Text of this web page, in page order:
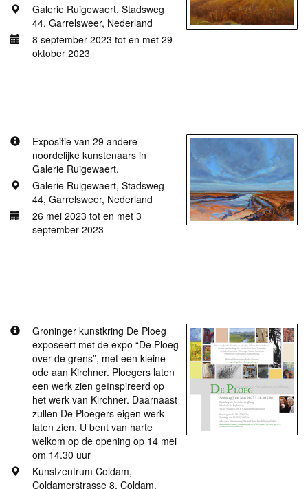
Galerie Ruigewaert, Stadsweg
44, Garrelsweer, Nederland
8 september 2023 tot en met 29
oktober 2023
Expositie van 29 andere
noordelijke kunstenaars in
Galerie Ruigewaert.
Galerie Ruigewaert, Stadsweg
44, Garrelsweer, Nederland
26 mei 2023 tot en met 3
september 2023
Groninger kunstkring De Ploeg
exposeert met de expo “De Ploeg
over de grens”, met een kleine
ode aan Kirchner. Ploegers laten
een werk zien geïnspireerd op
het werk van Kirchner. Daarnaast
zullen De Ploegers eigen werk
laten zien. U bent van harte
welkom op de opening op 14 mei
om 14.30 uur
Kunstzentrum Coldam,
Coldamerstrasse 8, Coldam,